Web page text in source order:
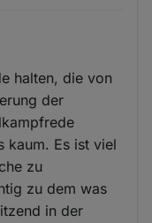
halten, die von
der
kaum. Es ist viel
zu
zu dem was
in der